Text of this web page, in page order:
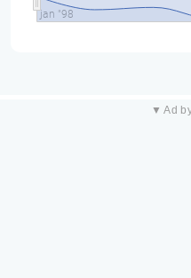
jan "98
▼ Ad